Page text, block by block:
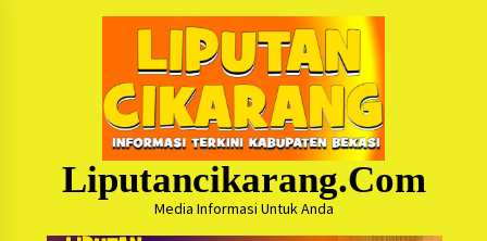
Liputancikarang.com
Media Informasi Untuk Anda